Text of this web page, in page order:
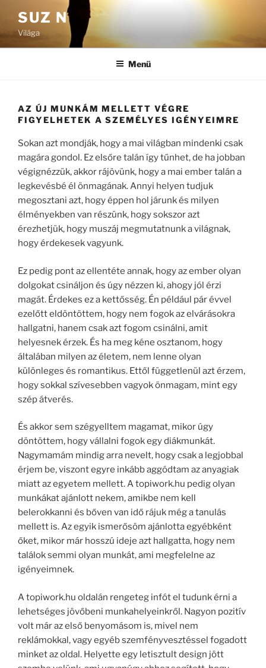
SUZ N
Világa
Menü
AZ ÚJ MUNKÁM MELLETT VÉGRE
FIGYELHETEK A SZEMÉLYES IGÉNYEIMRE
Sokan azt mondják, hogy a mai világban mindenki csak
magára gondol. Ez elsőre talán így tűnhet, de ha jobban
végignézzük, akkor rájövünk, hogy a mai ember talán a
legkevésbé él önmagának. Annyi helyen tudjuk
megosztani azt, hogy éppen hol járunk és milyen
élményekben van részünk, hogy sokszor azt
érezhetjük, hogy muszáj megmutatnunk a világnak,
hogy érdekesek vagyunk.
Ez pedig pont az ellentéte annak, hogy az ember olyan
dolgokat csináljon és úgy nézzen ki, ahogy jól érzi
magát. Érdekes ez a kettősség. Én például pár évvel
ezelőtt eldöntöttem, hogy nem fogok az elvárásokra
hallgatni, hanem csak azt fogom csinálni, amit
helyesnek érzek. És ha meg kéne osztanom, hogy
általában milyen az életem, nem lenne olyan
különleges és romantikus. Ettől függetlenül azt érzem,
hogy sokkal szívesebben vagyok önmagam, mint egy
szép átverés.
És akkor sem szégyelltem magamat, mikor úgy
döntöttem, hogy vállalni fogok egy diákmunkát.
Nagymamám mindig arra nevelt, hogy csak a legjobbal
érjem be, viszont egyre inkább aggódtam az anyagiak
miatt az egyetem mellett. A topiwork.hu pedig olyan
munkákat ajánlott nekem, amikbe nem kell
belerokkanni és bőven van idő rájuk még a tanulás
mellett is. Az egyik ismerősöm ajánlotta egyébként
őket, mikor már hosszú ideje azt hallgatta, hogy nem
találok semmi olyan munkát, ami megfelelne az
igényeimnek.
A topiwork.hu oldalán rengeteg infót el tudunk érni a
lehetséges jövőbeni munkahelyeinkről. Nagyon pozitív
volt már az első benyomásom is, mivel nem
reklámokkal, vagy egyéb szemfényvesztéssel fogadott
minket az oldal. Helyette egy letisztult design jött